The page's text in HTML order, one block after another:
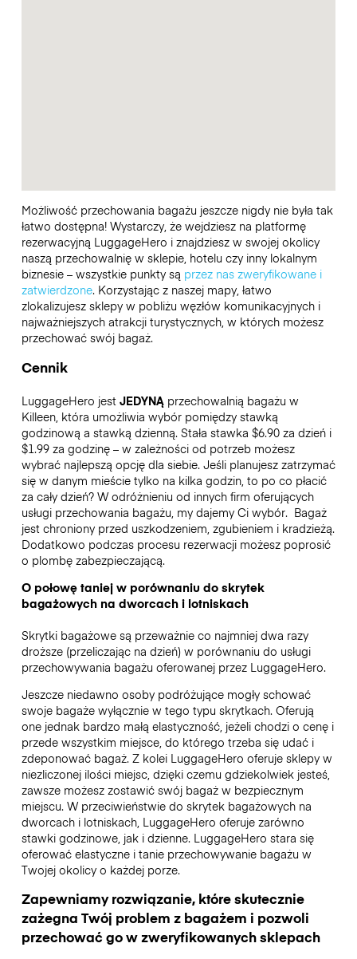
Możliwość przechowania bagażu jeszcze nigdy nie była tak
łatwo dostępna! Wystarczy, że wejdziesz na platformę
rezerwacyjną LuggageHero i znajdziesz w swojej okolicy
naszą przechowalnię w sklepie, hotelu czy inny lokalnym
biznesie – wszystkie punkty są przez nas zweryfikowane i
zatwierdzone. Korzystając z naszej mapy, łatwo
zlokalizujesz sklepy w pobliżu węzłów komunikacyjnych i
najważniejszych atrakcji turystycznych, w których możesz
przechować swój bagaż.
Cennik
LuggageHero jest JEDYNĄprzechowalnią bagażu w
Killeen, która umożliwia wybór pomiędzy stawką
godzinową a stawką dzienną. Stała stawka $6.90 za dzień i
$1.99 za godzinę – w zależności od potrzeb możesz
wybrać najlepszą opcję dla siebie. Jeśli planujesz zatrzymać
się w danym mieście tylko na kilka godzin, to po co płacić
za cały dzień? W odróżnieniu od innych firm oferujących
usługi przechowania bagażu, my dajemy Ci wybór. Bagaż
jest chroniony przed uszkodzeniem, zgubieniem i kradzieżą.
Dodatkowo podczas procesu rezerwacji możesz poprosić
o plombę zabezpieczającą.
O połowę taniej w porównaniu do skrytek
bagażowych na dworcach i lotniskach
Skrytki bagażowe są przeważnie co najmniej dwa razy
droższe (przeliczając na dzień) w porównaniu do usługi
przechowywania bagażu oferowanej przez LuggageHero.
Jeszcze niedawno osoby podróżujące mogły schować
swoje bagaże wyłącznie w tego typu skrytkach. Oferują
one jednak bardzo małą elastyczność, jeżeli chodzi o cenę i
przede wszystkim miejsce, do którego trzeba się udać i
zdeponować bagaż. Z kolei LuggageHero oferuje sklepy w
niezliczonej ilości miejsc, dzięki czemu gdziekolwiek jesteś,
zawsze możesz zostawić swój bagaż w bezpiecznym
miejscu. W przeciwieństwie do skrytek bagażowych na
dworcach i lotniskach, LuggageHero oferuje zarówno
stawki godzinowe, jak i dzienne. LuggageHero stara się
oferować elastyczne i tanie przechowywanie bagażu w
Twojej okolicy o każdej porze.
Zapewniamy rozwiązanie, które skutecznie
zażegna Twój problem z bagażem i pozwoli
przechować go w zweryfikowanych sklepach